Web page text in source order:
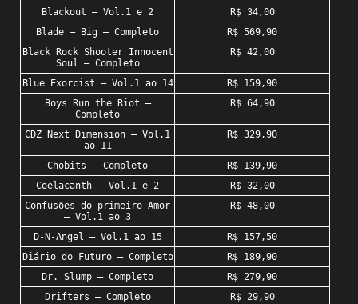
Blackout – Vol.1 e 2
R$ 34,00
Blade – Big – Completo
R$ 569,90
Black Rock Shooter Innocent
Soul – Completo
R$ 42,00
Blue Exorcist – Vol.1 ao 14
R$ 159,90
Boys Run the Riot –
Completo
R$ 64,90
CDZ Next Dimension – Vol.1
ao 11
R$ 329,90
Chobits – Completo
R$ 139,90
Coelacanth – Vol.1 e 2
R$ 32,00
Confusões do primeiro Amor
– Vol.1 ao 3
R$ 48,00
D-N-Angel – Vol.1 ao 15
R$ 157,50
Diário do Futuro – Completo
R$ 189,90
Dr. Slump – Completo
R$ 279,90
Drifters – Completo
R$ 29,90